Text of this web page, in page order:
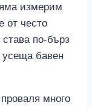
измерим
от често
по-бърз
усеща бавен
много